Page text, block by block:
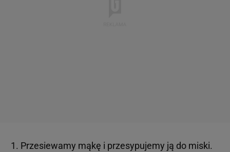
Przesiewamy mąkę i przesypujemy ją do miski.